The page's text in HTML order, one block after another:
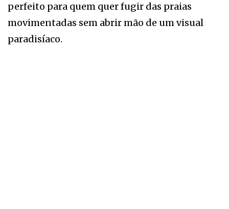
perfeito para quem quer fugir das praias
movimentadas sem abrir mão de um visual
paradisíaco.